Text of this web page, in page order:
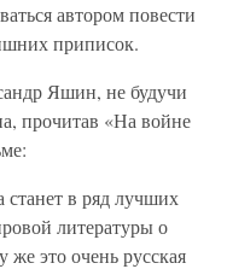
автором повести
приписок.
Яшин, не будучи
прочитав «На войне
в ряд лучших
литературы о
это очень русская